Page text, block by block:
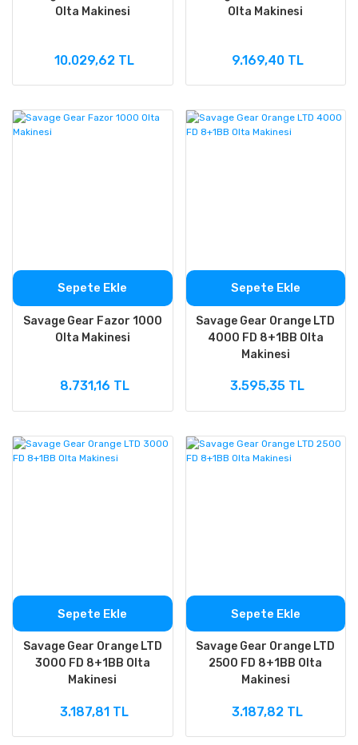
Olta Makinesi
10.029,62 TL
Olta Makinesi
9.169,40 TL
Sepete Ekle
Savage Gear Fazor 1000
Olta Makinesi
8.731,16 TL
Sepete Ekle
Savage Gear Orange LTD
4000 FD 8+1BB Olta
Makinesi
3.595,35 TL
Sepete Ekle
Savage Gear Orange LTD
3000 FD 8+1BB Olta
Makinesi
3.187,81 TL
Sepete Ekle
Savage Gear Orange LTD
2500 FD 8+1BB Olta
Makinesi
3.187,82 TL